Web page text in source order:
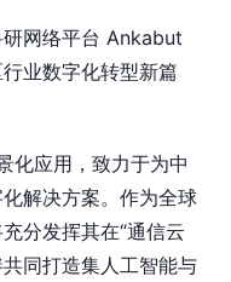
网络平台 Ankabut
业数字化转型新篇
化应用，致力于为中
解决方案。作为全球
分发挥其在“通信云
同打造集人工智能与